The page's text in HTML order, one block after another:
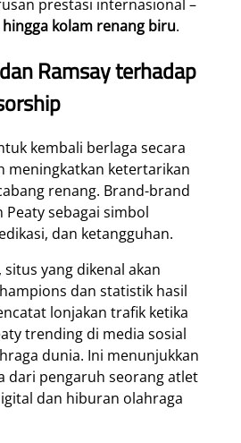
prestasi internasional –
hingga kolam renang biru.
Ramsay terhadap
kembali berlaga secara
meningkatkan ketertarikan
renang. Brand-brand
Peaty sebagai simbol
dan ketangguhan.
, situs yang dikenal akan
dan statistik hasil
lonjakan trafik ketika
trending di media sosial
dunia. Ini menunjukkan
dari pengaruh seorang atlet
dan hiburan olahraga